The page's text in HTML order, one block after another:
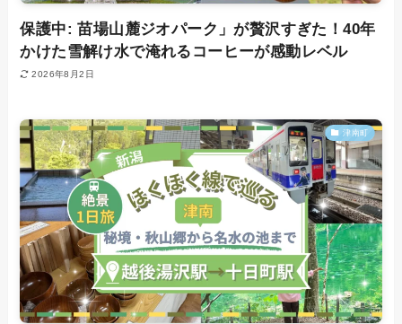
保護中: 苗場山麓ジオパーク」が贅沢すぎた！40年
かけた雪解け水で淹れるコーヒーが感動レベル
2026年8月2日
津南町